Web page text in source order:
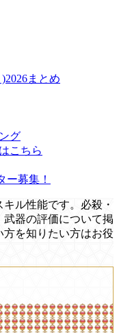
まとめ
グ
こちら
ー募集！
ル性能です。必殺・
器の評価について掲
を知りたい方はお役